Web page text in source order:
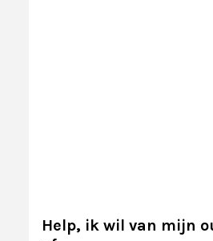
Help, ik wil van mijn